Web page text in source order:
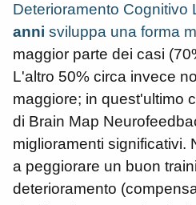
Deterioramento Cognitivo
anni sviluppa una forma
maggior parte dei casi
L'altro 50% circa invece
maggiore; in quest'ultimo
di Brain Map
miglioramenti significativi.
a peggiorare un buon
deterioramento